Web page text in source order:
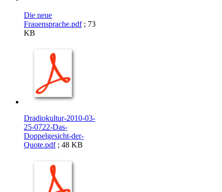
Die neue
Frauensprache.pdf; 73
KB
Dradiokultur-2010-03-
25-0722-Das-
Doppelgesicht-der-
Quote.pdf; 48 KB